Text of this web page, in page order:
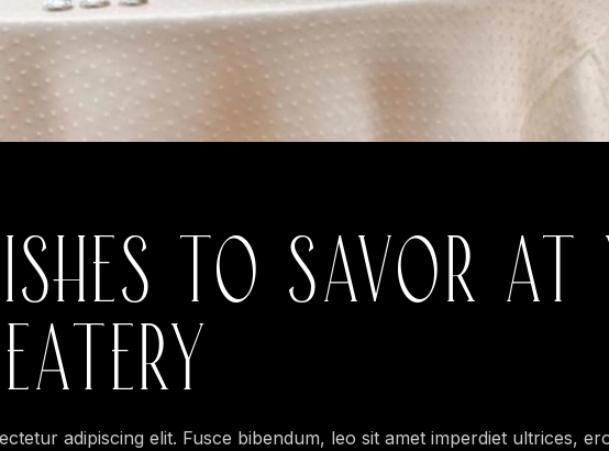
TO SAVOR AT
adipiscing elit. Fusce bibendum, leo sit amet imperdiet ultrices,